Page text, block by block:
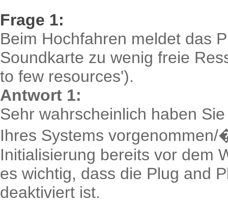
Frage 1:
Beim Hochfahren meldet das
Soundkarte zu wenig freie
to few resources').
Antwort 1:
Sehr wahrscheinlich haben
Ihres Systems
Initialisierung bereits vor dem
es wichtig, dass die Plug and
deaktiviert ist.